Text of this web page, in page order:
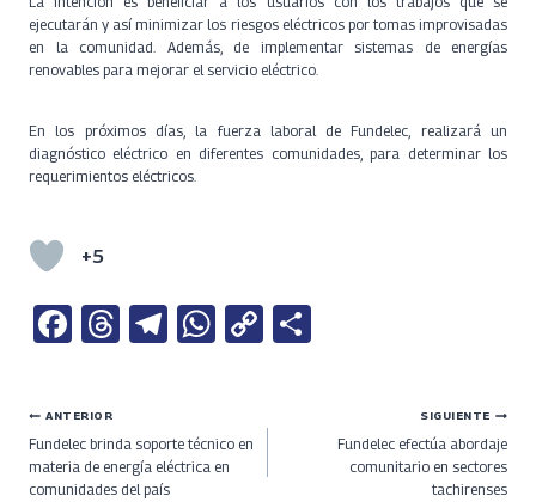
ejecutarán y así minimizar los riesgos eléctricos por tomas improvisadas
en la comunidad. Además, de implementar sistemas de energías
renovables para mejorar el servicio eléctrico.
En los próximos días, la fuerza laboral de Fundelec, realizará un
diagnóstico eléctrico en diferentes comunidades, para determinar los
requerimientos eléctricos.
+5
Fa
b
o
o
T
a
ds
Te
a
m
W
s
A
C
Li
n
Navegación
de
ANTERIOR
Fundelec brinda soporte técnico en
materia de energía eléctrica en
comunidades del país
SIGUIENTE
Fundelec efectúa abordaje
comunitario en sectores
tachirenses